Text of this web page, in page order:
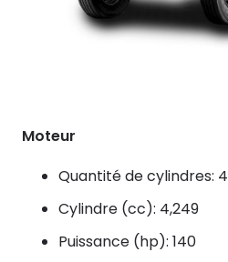
Moteur
Quantité de cylindres: 4
Cylindre (cc): 4,249
Puissance (hp): 140